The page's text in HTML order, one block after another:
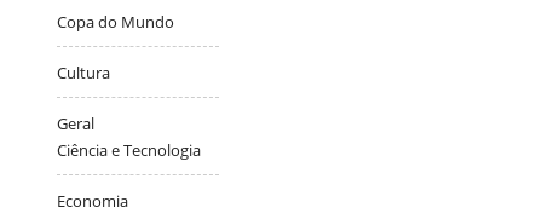
Copa do Mundo
Cultura
Geral
Ciência e Tecnologia
Economia